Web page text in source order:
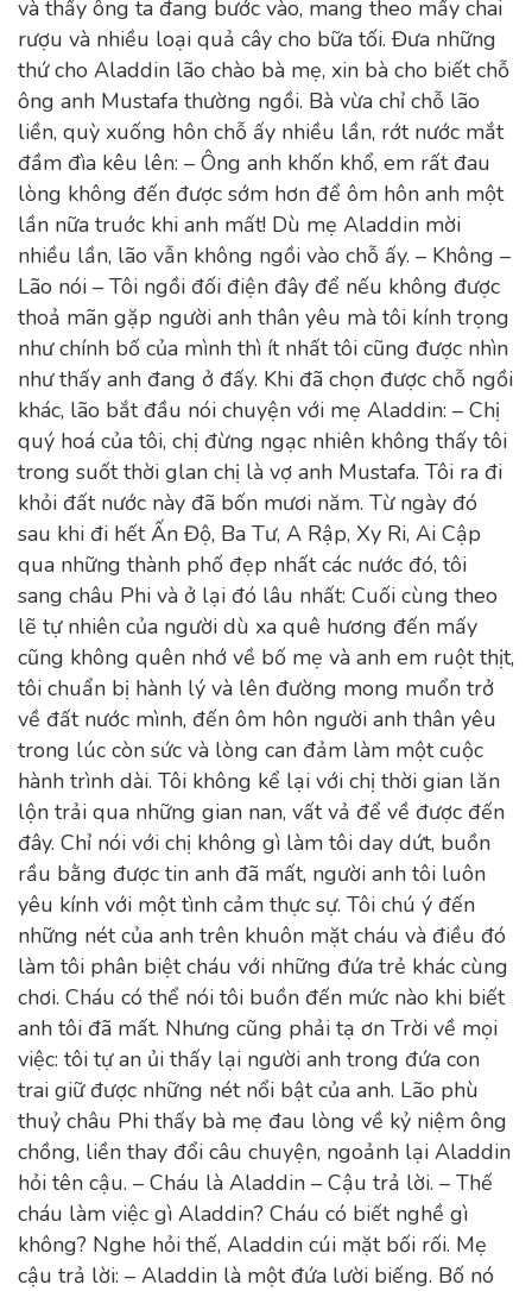
và thấy ông ta đang bước vào, mang theo mấy chai
rượu và nhiều loại quả cây cho bữa tối. Đưa những
thứ cho Aladdin lão chào bà mẹ, xin bà cho biết chỗ
ông anh Mustafa thường ngồi. Bà vừa chỉ chỗ lão
liền, quỳ xuống hôn chỗ ấy nhiều lần, rớt nước mắt
đầm đìa kêu lên: – Ông anh khốn khổ, em rất đau
lòng không đến được sớm hơn để ôm hôn anh một
lần nữa truớc khi anh mất! Dù mẹ Aladdin mời
nhiều lần, lão vẫn không ngồi vào chỗ ấy. – Không –
Lão nói – Tôi ngồi đối điện đây để nếu không được
thoả mãn gặp người anh thân yêu mà tôi kính trọng
như chính bố của mình thì ít nhất tôi cũng được nhìn
như thấy anh đang ở đấy. Khi đã chọn được chỗ ngồi
khác, lão bắt đầu nói chuyện với mẹ Aladdin: – Chị
quý hoá của tôi, chị đừng ngạc nhiên không thấy tôi
trong suốt thời glan chị là vợ anh Mustafa. Tôi ra đi
khỏi đất nước này đã bốn mươi năm. Từ ngày đó
sau khi đi hết Ấn Độ, Ba Tư, A Rập, Xy Ri, Ai Cập
qua những thành phố đẹp nhất các nước đó, tôi
sang châu Phi và ở lại đó lâu nhất: Cuối cùng theo
lẽ tự nhiên của người dù xa quê hương đến mấy
cũng không quên nhớ về bố mẹ và anh em ruột thịt,
tôi chuẩn bị hành lý và lên đường mong muổn trở
về đất nước mình, đến ôm hôn người anh thân yêu
trong lúc còn sức và lòng can đảm làm một cuộc
hành trình dài. Tôi không kể lại với chị thời gian lăn
lộn trải qua những gian nan, vất vả để về được đến
đây. Chỉ nói với chị không gì làm tôi day dứt, buồn
rầu bằng được tin anh đã mất, người anh tôi luôn
yêu kính với một tình cảm thực sự. Tôi chú ý đến
những nét của anh trên khuôn mặt cháu và điều đó
làm tôi phân biệt cháu với những đứa trẻ khác cùng
chơi. Cháu có thể nói tôi buồn đến mức nào khi biết
anh tôi đã mất. Nhưng cũng phải tạ ơn Trời về mọi
việc: tôi tự an ủi thấy lại người anh trong đứa con
trai giữ được những nét nổi bật của anh. Lão phù
thuỷ châu Phi thấy bà mẹ đau lòng về kỷ niệm ông
chồng, liền thay đổi câu chuyện, ngoảnh lại Aladdin
hỏi tên cậu. – Cháu là Aladdin – Cậu trả lời. – Thế
cháu làm việc gì Aladdin? Cháu có biết nghề gì
không? Nghe hỏi thế, Aladdin cúi mặt bối rối. Mẹ
cậu trả lời: – Aladdin là một đứa lười biếng. Bố nó